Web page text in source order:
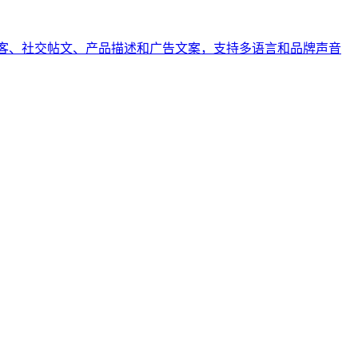
、社交帖文、产品描述和广告文案，支持多语言和品牌声音